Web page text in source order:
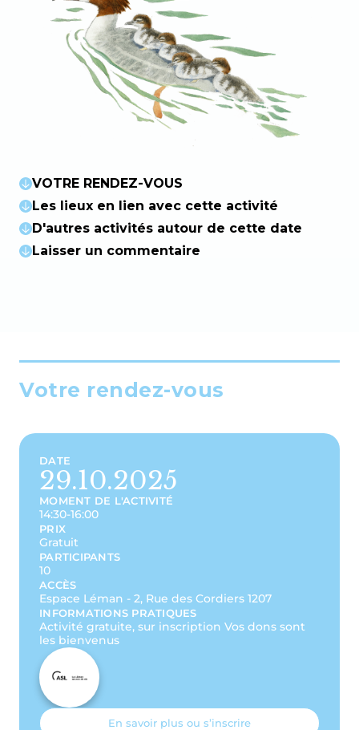
VOTRE RENDEZ-VOUS
Les lieux en lien avec cette activité
D'autres activités autour de cette date
Laisser un commentaire
Votre rendez-vous
DATE
29.10.2025
MOMENT DE L'ACTIVITÉ
14:30-16:00
PRIX
Gratuit
PARTICIPANTS
10
ACCÈS
Espace Léman - 2, Rue des Cordiers 1207
INFORMATIONS PRATIQUES
Activité gratuite, sur inscription Vos dons sont
les bienvenus
En savoir plus ou s’inscrire